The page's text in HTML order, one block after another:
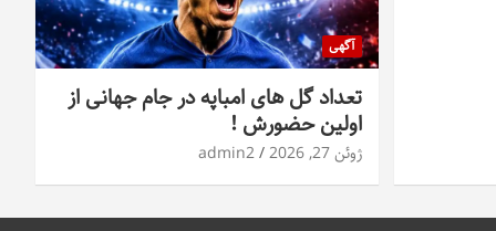
آگهی
تعداد گل های امباپه در جام جهانی از
اولین حضورش !
ژوئن 27, 2026 admin2